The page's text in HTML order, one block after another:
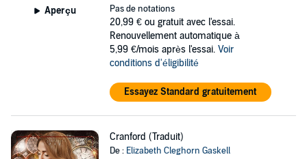
Aperçu
Pas de notations
20,99 € ou gratuit avec l'essai.
Renouvellement automatique à
5,99 €/mois après l'essai. Voir
conditions d'éligibilité
Essayez Standard gratuitement
Cranford (Traduit)
De : Elizabeth Cleghorn Gaskell